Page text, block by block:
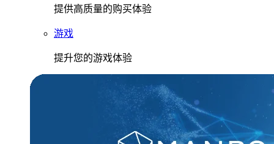
提供高质量的购买体验
游戏
提升您的游戏体验